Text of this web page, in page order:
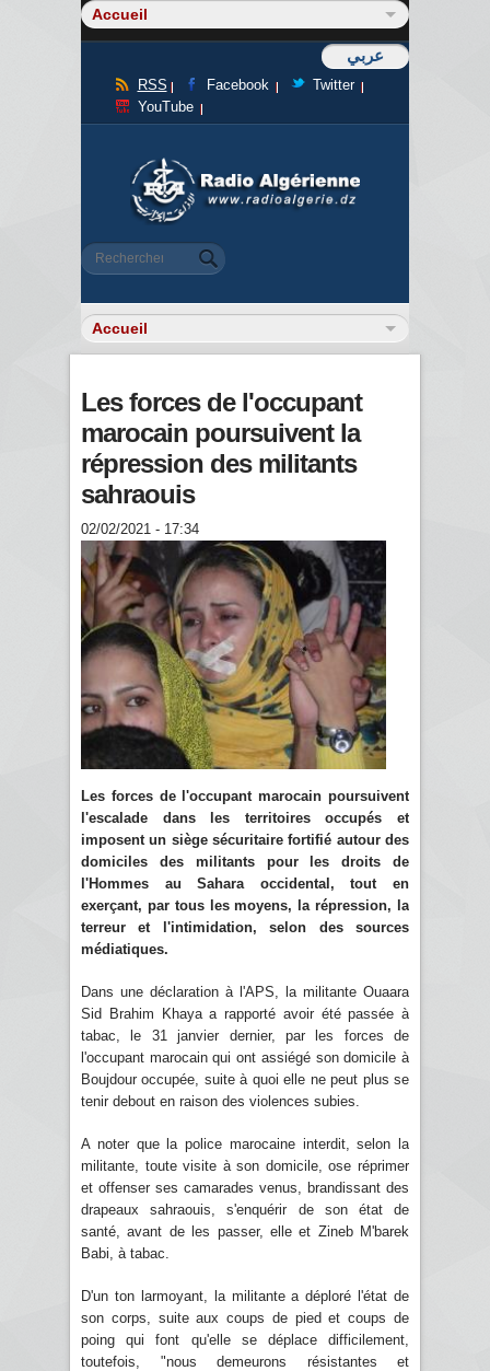
عربي
RSS Facebook
Twitter
YouTube
Formulaire de recherche
Rechercher
Les forces de l'occupant
marocain poursuivent la
répression des militants
sahraouis
02/02/2021 - 17:34
Les forces de l'occupant marocain poursuivent
l'escalade dans les territoires occupés et
imposent un siège sécuritaire fortifié autour des
domiciles des militants pour les droits de
l'Hommes au Sahara occidental, tout en
exerçant, par tous les moyens, la répression, la
terreur et l'intimidation, selon des sources
médiatiques.
Dans une déclaration à l'APS, la militante Ouaara
Sid Brahim Khaya a rapporté avoir été passée à
tabac, le 31 janvier dernier, par les forces de
l'occupant marocain qui ont assiégé son domicile à
Boujdour occupée, suite à quoi elle ne peut plus se
tenir debout en raison des violences subies.
A noter que la police marocaine interdit, selon la
militante, toute visite à son domicile, ose réprimer
et offenser ses camarades venus, brandissant des
drapeaux sahraouis, s'enquérir de son état de
santé, avant de les passer, elle et Zineb M'barek
Babi, à tabac.
D'un ton larmoyant, la militante a déploré l'état de
son corps, suite aux coups de pied et coups de
poing qui font qu'elle se déplace difficilement,
toutefois, "nous demeurons résistantes et